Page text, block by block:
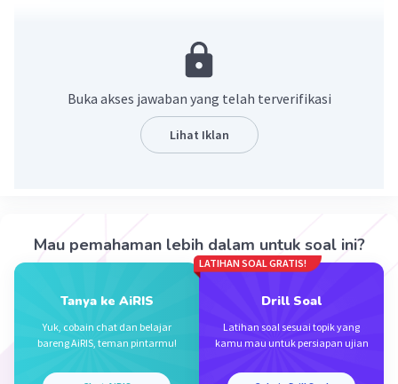
substitusi (2) ke (1)
-3x + 2(2x + 10) = 8
x = a = -12
y = -24 + 10
Buka akses jawaban yang telah terverifikasi
Lihat Iklan
Mau pemahaman lebih dalam untuk soal ini?
Tanya ke AiRIS
Yuk, cobain chat dan belajar
bareng AiRIS, teman pintarmu!
LATIHAN SOAL GRATIS!
Drill Soal
Latihan soal sesuai topik yang
kamu mau untuk persiapan ujian